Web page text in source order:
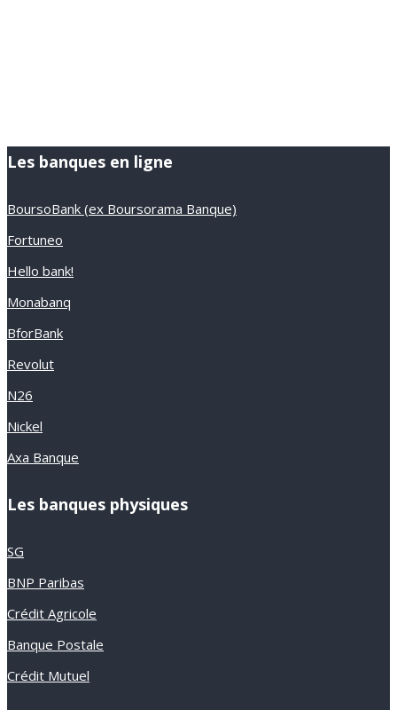
Les banques en ligne
BoursoBank (ex Boursorama Banque)
Fortuneo
Hello bank!
Monabanq
BforBank
Revolut
N26
Nickel
Axa Banque
Les banques physiques
SG
BNP Paribas
Crédit Agricole
Banque Postale
Crédit Mutuel